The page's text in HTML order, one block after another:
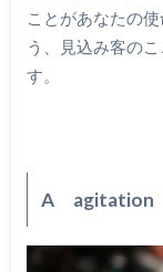
ことがあなたの
う、見込み客の
す。
A agitation（